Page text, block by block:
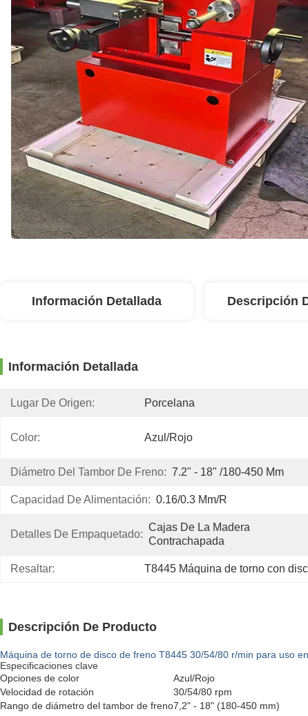
Información Detallada Descripción
Información Detallada
Lugar De Origen: Porcelana
Color: Azul/rojo
Diámetro Del Tambor De Freno: 7.2" - 18" /180-450 Mm
Capacidad De Alimentación: 0.16/0.3 Mm/r
Detalles De Empaquetado:
Cajas De La Madera
Contrachapada
Resaltar: T8445 Máquina de torno con
Descripción De Producto
Máquina de torno de disco de freno T8445 30/54/80 r/min para uso
Especificaciones clave
Opciones de color
Azul/Rojo
Velocidad de rotación
30/54/80 rpm
Rango de diámetro del tambor de freno7,2" - 18" (180-450 mm)